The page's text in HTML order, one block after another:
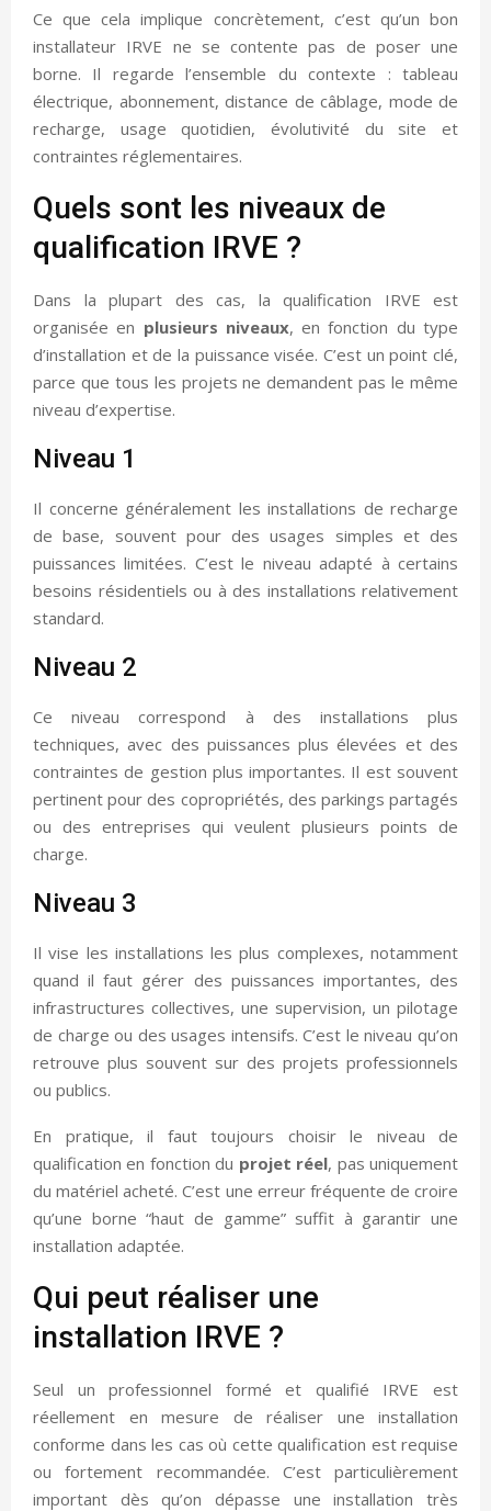
Ce que cela implique concrètement, c’est qu’un bon
installateur IRVE ne se contente pas de poser une
borne. Il regarde l’ensemble du contexte : tableau
électrique, abonnement, distance de câblage, mode de
recharge, usage quotidien, évolutivité du site et
contraintes réglementaires.
Quels sont les niveaux de
qualification IRVE ?
Dans la plupart des cas, la qualification IRVE est
organisée en plusieurs niveaux, en fonction du type
d’installation et de la puissance visée. C’est un point clé,
parce que tous les projets ne demandent pas le même
niveau d’expertise.
Niveau 1
Il concerne généralement les installations de recharge
de base, souvent pour des usages simples et des
puissances limitées. C’est le niveau adapté à certains
besoins résidentiels ou à des installations relativement
standard.
Niveau 2
Ce niveau correspond à des installations plus
techniques, avec des puissances plus élevées et des
contraintes de gestion plus importantes. Il est souvent
pertinent pour des copropriétés, des parkings partagés
ou des entreprises qui veulent plusieurs points de
charge.
Niveau 3
Il vise les installations les plus complexes, notamment
quand il faut gérer des puissances importantes, des
infrastructures collectives, une supervision, un pilotage
de charge ou des usages intensifs. C’est le niveau qu’on
retrouve plus souvent sur des projets professionnels
ou publics.
En pratique, il faut toujours choisir le niveau de
qualification en fonction du projet réel, pas uniquement
du matériel acheté. C’est une erreur fréquente de croire
qu’une borne “haut de gamme” suffit à garantir une
installation adaptée.
Qui peut réaliser une
installation IRVE ?
Seul un professionnel formé et qualifié IRVE est
réellement en mesure de réaliser une installation
conforme dans les cas où cette qualification est requise
ou fortement recommandée. C’est particulièrement
important dès qu’on dépasse une installation très